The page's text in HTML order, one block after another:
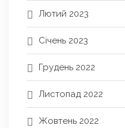
Лютий 2023
Січень 2023
Грудень 2022
Листопад 2022
Жовтень 2022